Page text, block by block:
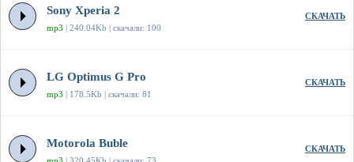
Sony Xperia 2
mp3 | 240.04Kb | скачали: 100
СКАЧАТЬ
LG Optimus G Pro
mp3 | 178.5Kb | скачали: 81
СКАЧАТЬ
Motorola Buble СКАЧАТЬ